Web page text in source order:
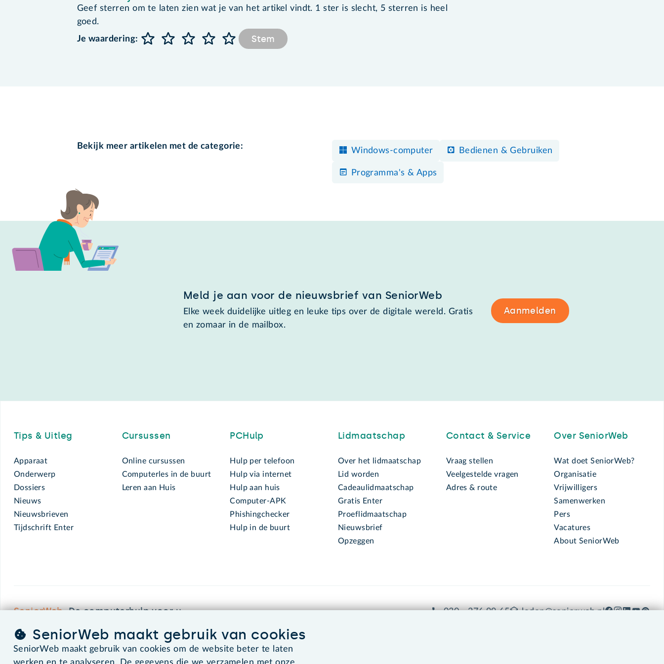
Geef sterren om te laten zien wat je van het artikel vindt. 1 ster is slecht, 5 sterren is heel
goed.
Je waardering:
Stem
Bekijk meer artikelen met de categorie:
Windows-computer Bedienen & Gebruiken
Programma's & Apps
Meld je aan voor de nieuwsbrief van SeniorWeb
Elke week duidelijke uitleg en leuke tips over de digitale wereld. Gratis
en zomaar in de mailbox.
Aanmelden
Tips & Uitleg
Apparaat
Onderwerp
Dossiers
Nieuws
Nieuwsbrieven
Tijdschrift Enter
Cursussen
Online cursussen
Computerles in de buurt
Leren aan Huis
PCHulp
Hulp per telefoon
Hulp via internet
Hulp aan huis
Computer-APK
Phishingchecker
Hulp in de buurt
Lidmaatschap
Over het lidmaatschap
Lid worden
Cadeaulidmaatschap
Gratis Enter
Proeflidmaatschap
Nieuwsbrief
Opzeggen
Contact & Service
Vraag stellen
Veelgestelde vragen
Adres & route
Over SeniorWeb
Wat doet SeniorWeb?
Organisatie
Vrijwilligers
Samenwerken
Pers
Vacatures
About SeniorWeb
SeniorWeb.De computerhulp voor u. 030 - 276 99 65 leden@seniorweb.nl
©2026 SeniorWeb
SeniorWeb maakt gebruik van cookies
SeniorWeb maakt gebruik van cookies om de website beter te laten